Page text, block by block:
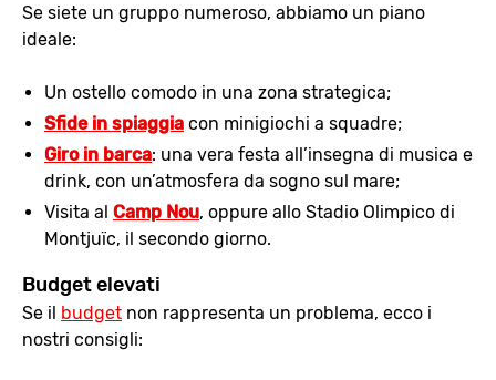
Se siete un gruppo numeroso, abbiamo un piano
ideale:
Un ostello comodo in una zona strategica;
Sfide in spiaggia con minigiochi a squadre;
Giro in barca: una vera festa all’insegna di musica e
drink, con un’atmosfera da sogno sul mare;
Visita al Camp Nou, oppure allo Stadio Olimpico di
Montjuïc, il secondo giorno.
Budget elevati
Se il budget non rappresenta un problema, ecco i
nostri consigli: